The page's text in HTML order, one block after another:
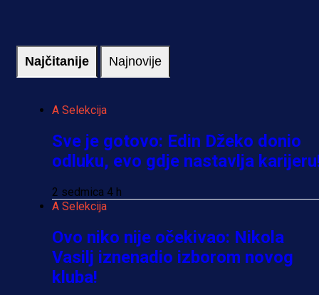
Najčitanije Najnovije
A Selekcija
Sve je gotovo: Edin Džeko donio
odluku, evo gdje nastavlja
2 sedmica 4 h
A Selekcija
Ovo niko nije očekivao: Nikola
Vasilj iznenadio izborom novog
kluba!